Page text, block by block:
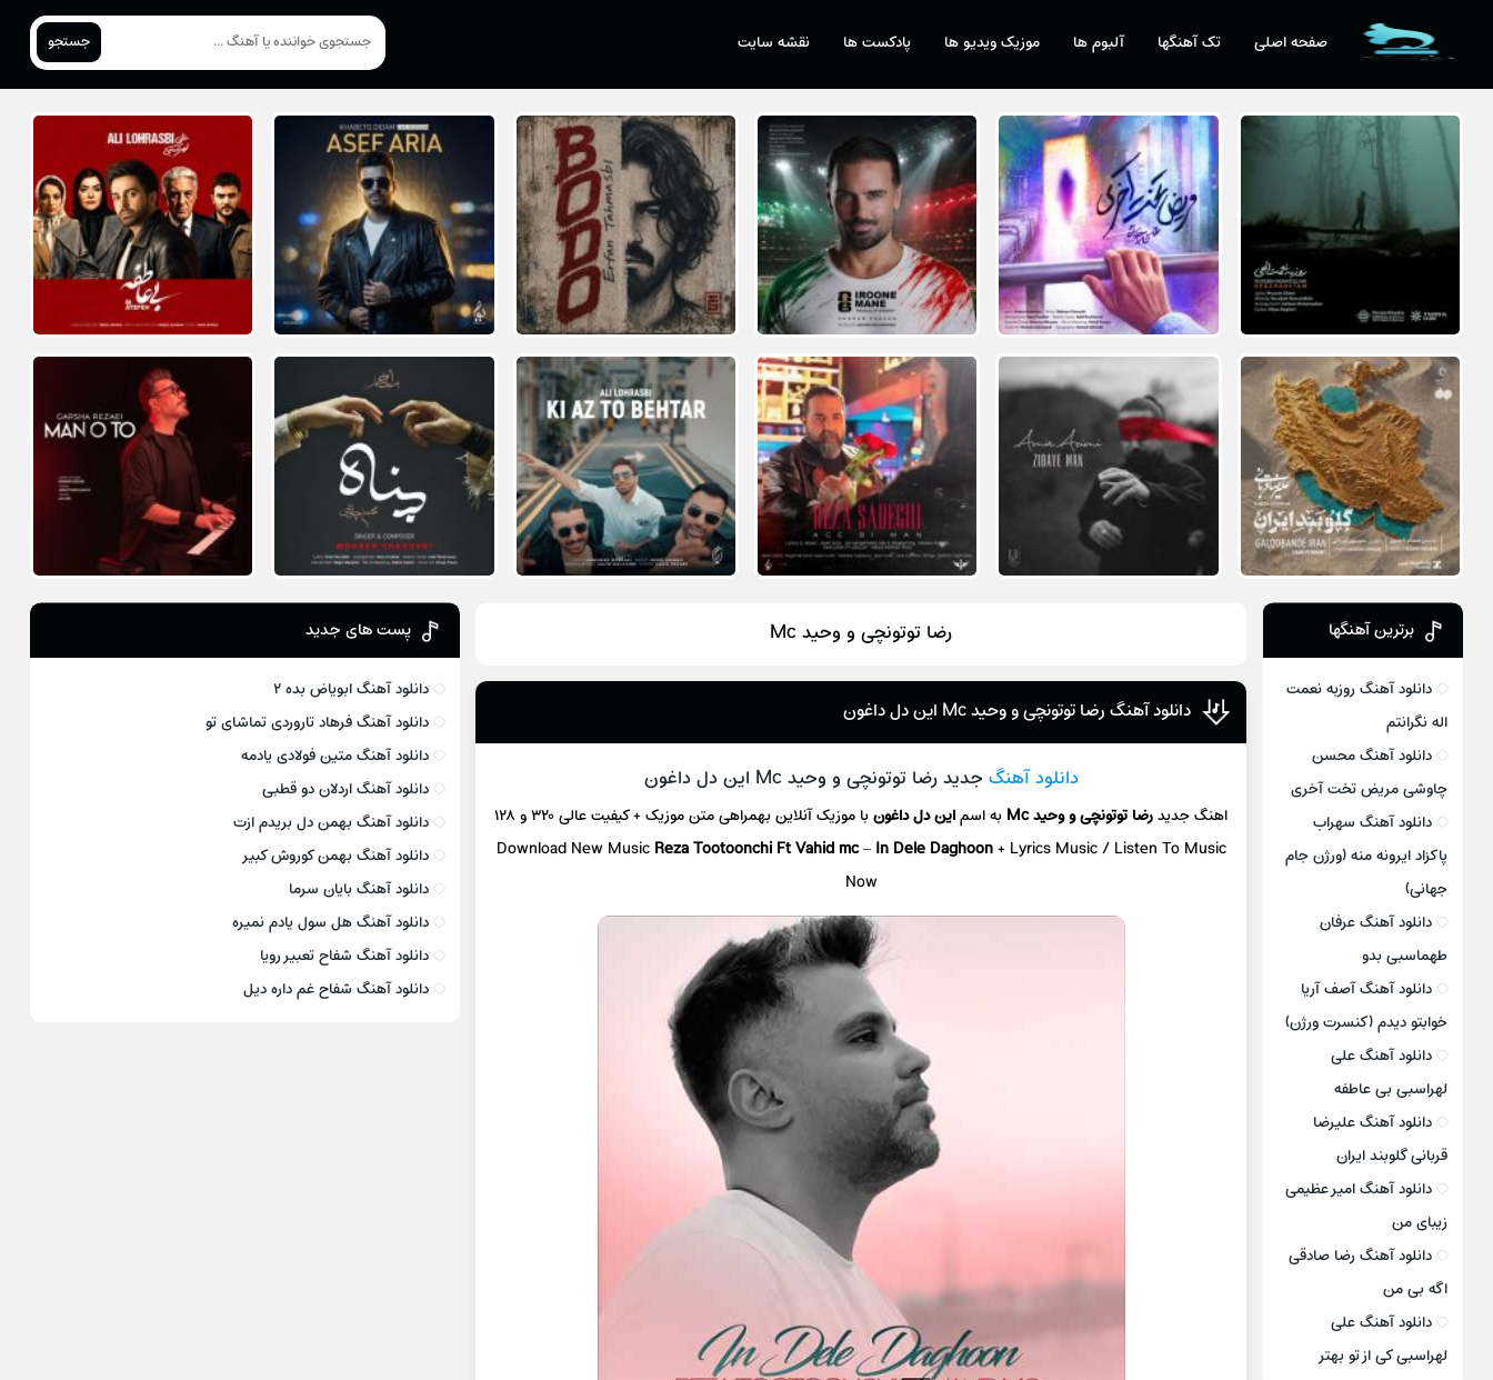
صفحه اصلی تک آهنگها آلبوم ها موزیک ویدیو ها پادکست ها نقشه سایت جستجو
رضا توتونچی و وحید Mc
دانلود آهنگ رضا توتونچی و وحید Mc این دل داغون
دانلود آهنگ جدید رضا توتونچی و وحید Mc این دل داغون
اهنگ جدیدرضا توتونچی و وحید Mc به اسماین دل داغونبا موزیک آنلاینبهمراهی متن موزیک + کیفیت عالی ۳۲۰ و ۱۲۸
Download New Music Reza Tootoonchi Ft Vahid mc–In Dele Daghoon+ Lyrics Music / Listen To Music
Now
برترین آهنگها
دانلود آهنگ روزبه نعمت
اله نگرانتم
دانلود آهنگ محسن
چاوشی مریض تخت آخری
دانلود آهنگ سهراب
پاکزاد ایرونه منه (ورژن جام
جهانی)
دانلود آهنگ عرفان
طهماسبی بدو
دانلود آهنگ آصف آریا
خوابتو دیدم (کنسرت ورژن)
دانلود آهنگ علی
لهراسبی بی عاطفه
دانلود آهنگ علیرضا
قربانی گلوبند ایران
دانلود آهنگ امیر عظیمی
زیبای من
دانلود آهنگ رضا صادقی
اگه بی من
دانلود آهنگ علی
لهراسبی کی از تو ‌بهتر
پست های جدید
دانلود آهنگ ابویاض بده ۲
دانلود آهنگ فرهاد تاروردی تماشای تو
دانلود آهنگ متین فولادی یادمه
دانلود آهنگ اردلان دو قطبی
دانلود آهنگ بهمن دل بریدم ازت
دانلود آهنگ بهمن کوروش کبیر
دانلود آهنگ بایان سرما
دانلود آهنگ هل سول یادم نمیره
دانلود آهنگ شفاح تعبیر رویا
دانلود آهنگ شفاح غم داره دیل